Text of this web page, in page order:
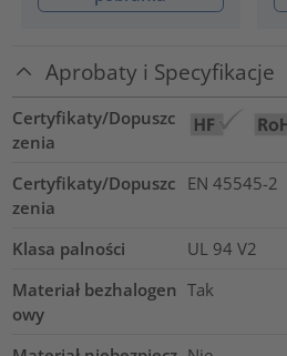
Aprobaty i Specyfikacje
Certyfikaty/Dopuszc
zenia
Certyfikaty/Dopuszc
zenia
EN 45545-2
Klasa palności
UL 94 V2
Materiał bezhalogen
owy
Tak